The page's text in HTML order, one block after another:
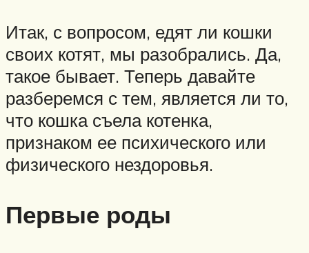
Итак, с вопросом, едят ли кошки
своих котят, мы разобрались. Да,
такое бывает. Теперь давайте
разберемся с тем, является ли то,
что кошка съела котенка,
признаком ее психического или
физического нездоровья.
Первые роды